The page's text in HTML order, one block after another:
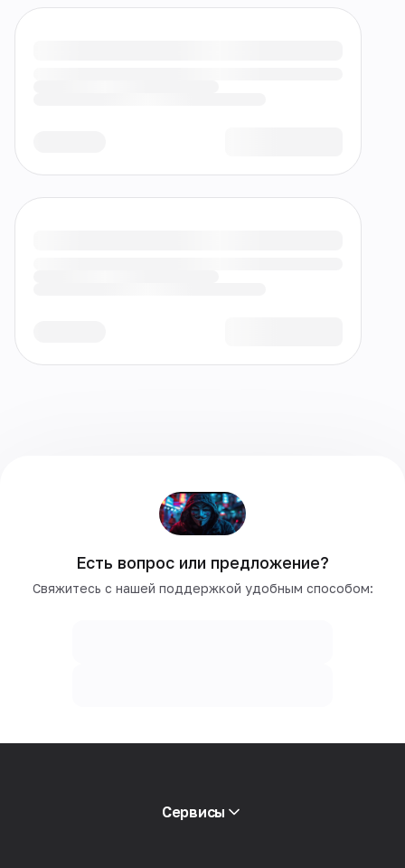
Есть вопрос или предложение?
Свяжитесь с нашей поддержкой удобным способом:
Сервисы